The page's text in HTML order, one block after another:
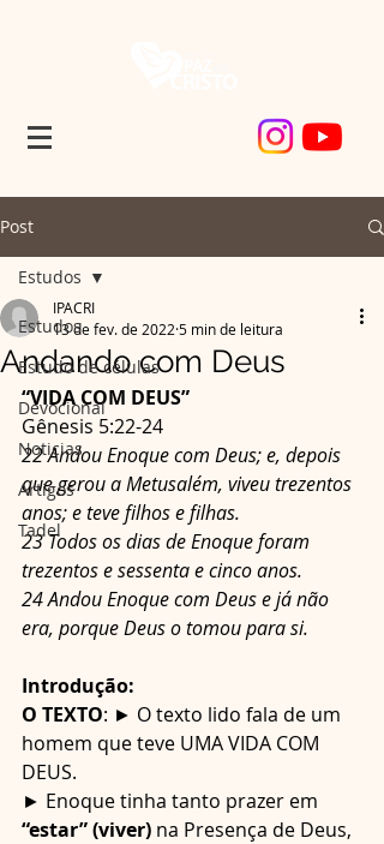
Post
Estudos
Estudo de células
Devocional
Noticias
Artigos
Tadel
Estudos
Andando com Deus
IPACRI
13 de fev. de 2022 5 min de leitura
“VIDA COM DEUS”
Gênesis 5:22-24
22 Andou Enoque com Deus; e, depois
que gerou a Metusalém, viveu trezentos
anos; e teve filhos e filhas.
23 Todos os dias de Enoque foram
trezentos e sessenta e cinco anos.
24 Andou Enoque com Deus e já não
era, porque Deus o tomou para si.
Introdução:
O TEXTO: ► O texto lido fala de um
homem que teve UMA VIDA COM
DEUS.
► Enoque tinha tanto prazer em
“estar” (viver) na Presença de Deus,